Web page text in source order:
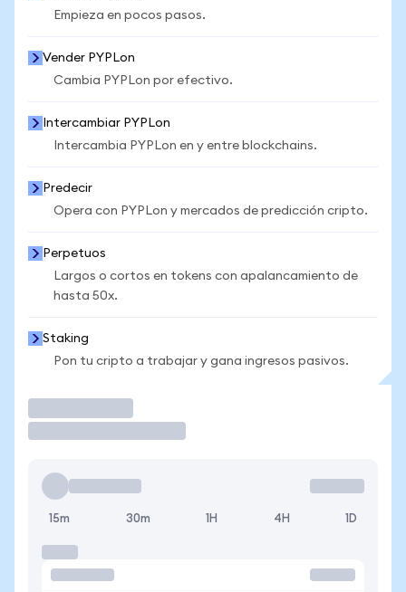
Empieza en pocos pasos.
Vender PYPLon
Cambia PYPLon por efectivo.
Intercambiar PYPLon
Intercambia PYPLon en y entre blockchains.
Predecir
Opera con PYPLon y mercados de predicción cripto.
Perpetuos
Largos o cortos en tokens con apalancamiento de
hasta 50x.
Staking
Pon tu cripto a trabajar y gana ingresos pasivos.
15m 30m 1H 4H 1D